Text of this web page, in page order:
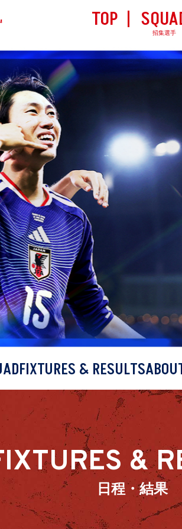
TOP
招集選手
FIXTURES & RESULTS
&
日程・結果